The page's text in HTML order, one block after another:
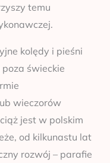
temu
kolędy i pieśni
świeckie
wieczorów
jest w polskim
od kilkunastu lat
rozwój – parafie